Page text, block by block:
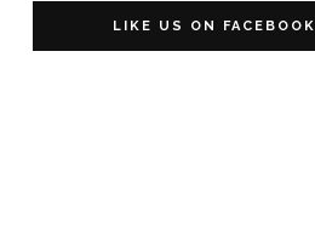
LIKE US ON FACEBOOK